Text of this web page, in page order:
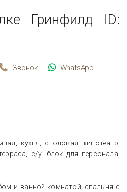
Гринфилд ID:
Звонок WhatsApp
кухня, столовая, кинотеатр,
с/у, блок для персонала,
и ванной комнатой, спальня с